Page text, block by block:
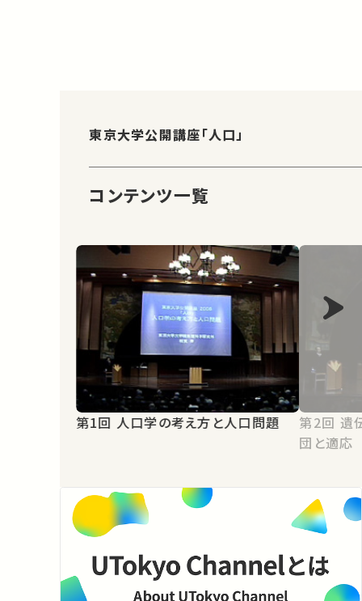
東京大学公開講座「人口」
コンテンツ一覧
第1回 人口学の考え方と人口問題
第2回 遺伝子レベルからみた生物集
団と適応